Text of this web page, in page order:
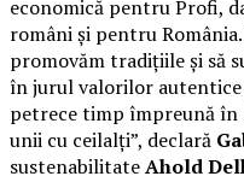
economică pentru Profi,
români și pentru
promovăm tradițiile și să
în jurul valorilor autentice
petrece timp împreună
unii cu ceilalți”, declară
sustenabilitateAhold